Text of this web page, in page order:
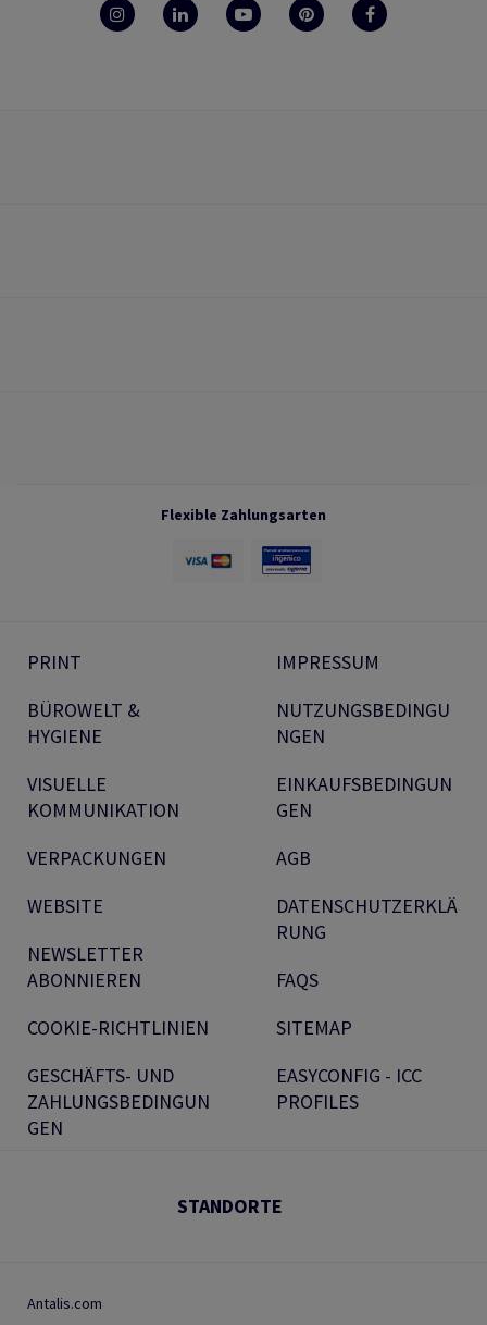
Flexible Zahlungsarten
PRINT
BÜROWELT &
HYGIENE
VISUELLE
KOMMUNIKATION
VERPACKUNGEN
WEBSITE
NEWSLETTER
ABONNIEREN
COOKIE-RICHTLINIEN
GESCHÄFTS- UND
ZAHLUNGSBEDINGUN
GEN
IMPRESSUM
NUTZUNGSBEDINGU
NGEN
EINKAUFSBEDINGUN
GEN
AGB
DATENSCHUTZERKLÄ
RUNG
FAQS
SITEMAP
EASYCONFIG - ICC
PROFILES
STANDORTE
Antalis.com